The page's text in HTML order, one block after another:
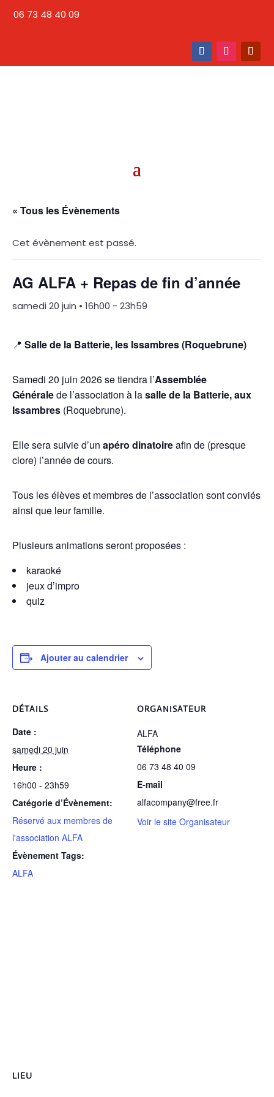
06 73 48 40 09
« Tous les Évènements
Cet évènement est passé.
AG ALFA + Repas de fin d’année
samedi 20 juin • 16h00 - 23h59
📍 Salle de la Batterie, les Issambres (Roquebrune)
Samedi 20 juin 2026 se tiendra l’Assemblée
Généralede l’association à lasalle de la Batterie, aux
Issambres (Roquebrune).
Elle sera suivie d’un apéro dinatoireafin de (presque
clore) l’année de cours.
Tous les élèves et membres de l’association sont conviés
ainsi que leur famille.
Plusieurs animations seront proposées :
karaoké
jeux d’impro
quiz
Ajouter au calendrier
DÉTAILS
Date :
samedi 20 juin
Heure :
16h00 - 23h59
Catégorie d’Évènement:
Réservé aux membres de
l'association ALFA
Évènement Tags:
ALFA
ORGANISATEUR
ALFA
Téléphone
06 73 48 40 09
E-mail
alfacompany@free.fr
Voir le site Organisateur
LIEU